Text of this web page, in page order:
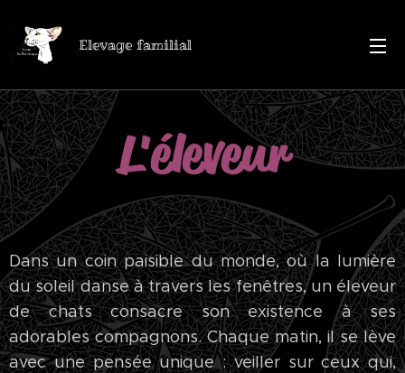
Elevage familial
L'éleveur
Dans un coin paisible du monde, où la lumière
du soleil danse à travers les fenêtres, un éleveur
de chats consacre son existence à ses
adorables compagnons. Chaque matin, il se lève
avec une pensée unique : veiller sur ceux qui,